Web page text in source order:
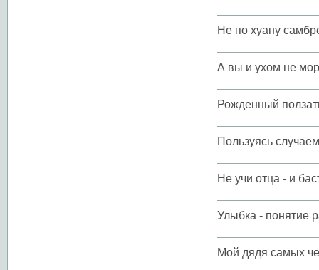
Не по хуану
А вы и ухом не
Рожденный
Пользуясь
Не учи отца - и
Улыбка - понятие
Мой дядя самых